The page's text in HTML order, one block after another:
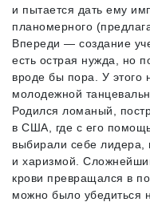
и пытается дать ему
планомерного
Впереди — создание
есть острая нужда, но
вроде бы пора. У этого
молодежной
Родился ломаный,
в США, где с его
выбирали себе лидера,
и харизмой.
крови превращался в
можно было убедиться